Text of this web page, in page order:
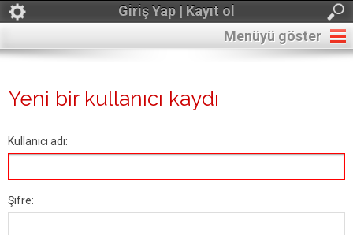
Giriş Yap | Kayıt ol
Menüyü göster
Yeni bir kullanıcı kaydı
Kullanıcı adı:
Şifre: